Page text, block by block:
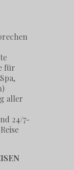
für
aller
24/7-